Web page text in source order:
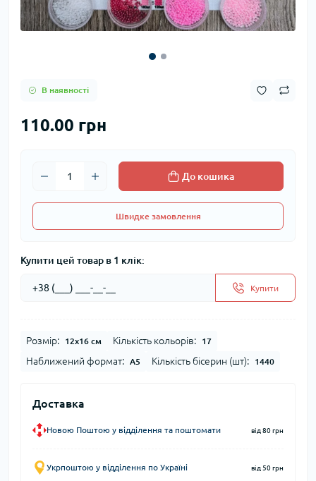
В наявності
110.00 грн
До кошика
Швидке замовлення
Купити цей товар в 1 клік:
Купити
Розмір: 12х16 см Кількість кольорів: 17
Наближений формат: А5 Кількість бісерин (шт): 1440
Доставка
Новою Поштою у відділення та поштомати від 80 грн
Укрпоштою у відділення по Україні від 50 грн